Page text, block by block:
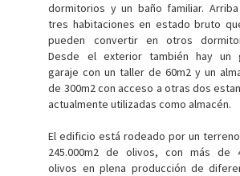
dormitorios y un baño familiar.
tres habitaciones en estado bruto
pueden convertir en otros
Desde el exterior también hay un
garaje con un taller de 60m2 y un
de 300m2 con acceso a otras dos
actualmente utilizadas como almacén.
El edificio está rodeado por un
245.000m2 de olivos, con más de
olivos en plena producción de